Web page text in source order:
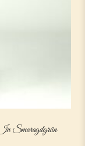
Smaragdgrün